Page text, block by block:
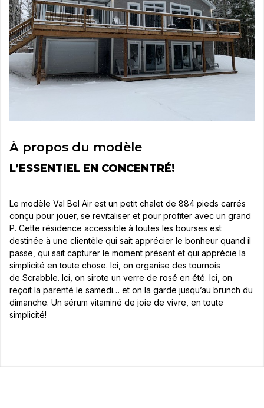
À propos du modèle
L’ESSENTIEL EN CONCENTRÉ!
Le modèle Val Bel Air est un petit chalet de 884 pieds carrés
conçu pour jouer, se revitaliser et pour profiter avec un grand
P. Cette résidence accessible à toutes les bourses est
destinée à une clientèle qui sait apprécier le bonheur quand il
passe, qui sait capturer le moment présent et qui apprécie la
simplicité en toute chose. Ici, on organise des tournois
de Scrabble. Ici, on sirote un verre de rosé en été. Ici, on
reçoit la parenté le samedi… et on la garde jusqu’au brunch du
dimanche. Un sérum vitaminé de joie de vivre, en toute
simplicité!